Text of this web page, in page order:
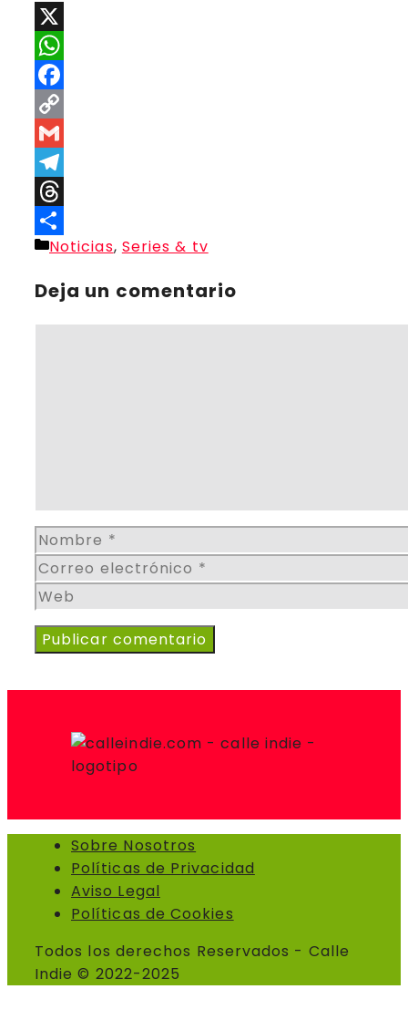
X
WhatsApp
Facebook
Copy
Link
Gmail
Telegram
Threads
Compartir
Categorías
Noticias, Series & tv
Deja un comentario
Nombre
Correo
electrónico
Web
Sobre Nosotros
Políticas de Privacidad
Aviso Legal
Políticas de Cookies
Todos los derechos Reservados - Calle
Indie © 2022-2025